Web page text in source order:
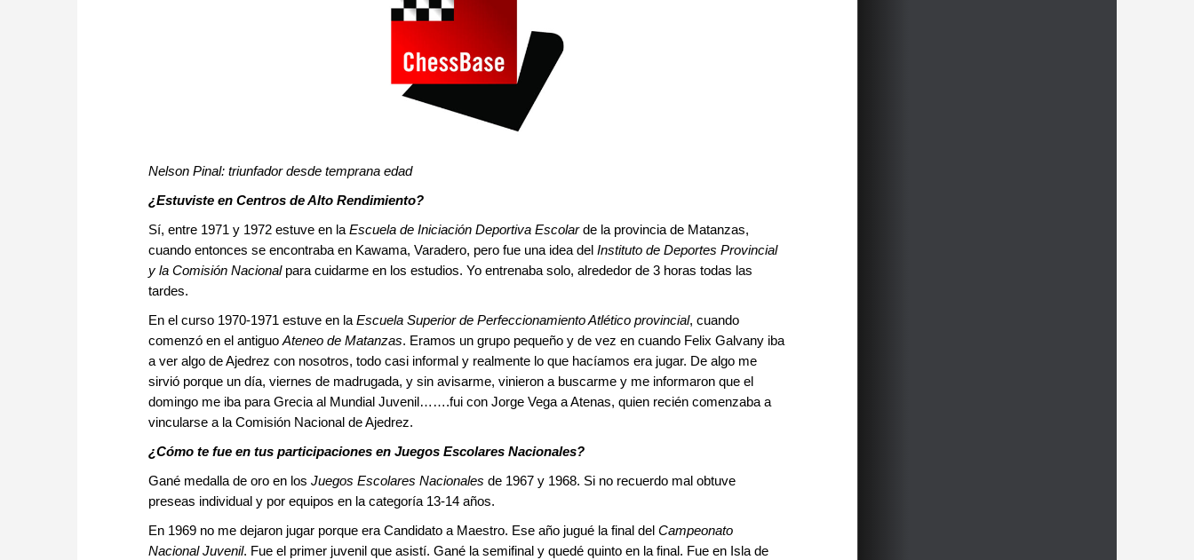
Nelson Pinal: triunfador desde temprana edad
¿Estuviste en Centros de Alto Rendimiento?
Sí, entre 1971 y 1972 estuve en la Escuela de Iniciación Deportiva Escolarde la provincia de Matanzas,
cuando entonces se encontraba en Kawama, Varadero, pero fue una idea del Instituto de Deportes Provincial
y la Comisión Nacionalpara cuidarme en los estudios. Yo entrenaba solo, alrededor de 3 horas todas las
tardes.
En el curso 1970-1971 estuve en la Escuela Superior de Perfeccionamiento Atlético provincial, cuando
comenzó en el antiguo Ateneo de Matanzas. Eramos un grupo pequeño y de vez en cuando Felix Galvany iba
a ver algo de Ajedrez con nosotros, todo casi informal y realmente lo que hacíamos era jugar. De algo me
sirvió porque un día, viernes de madrugada, y sin avisarme, vinieron a buscarme y me informaron que el
domingo me iba para Grecia al Mundial Juvenil…….fui con Jorge Vega a Atenas, quien recién comenzaba a
vincularse a la Comisión Nacional de Ajedrez.
¿Cómo te fue en tus participaciones en Juegos Escolares Nacionales?
Gané medalla de oro en los Juegos Escolares Nacionales de 1967 y 1968. Si no recuerdo mal obtuve
preseas individual y por equipos en la categoría 13-14 años.
En 1969 no me dejaron jugar porque era Candidato a Maestro. Ese año jugué la final del Campeonato
Nacional Juvenil. Fue el primer juvenil que asistí. Gané la semifinal y quedé quinto en la final. Fue en Isla de